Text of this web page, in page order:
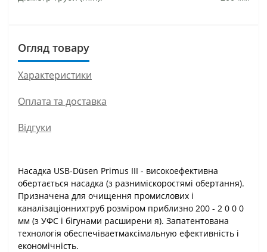
Огляд товару
Характеристики
Оплата та доставка
Відгуки
Насадка USB-Düsen Primus III - високоефективна
обертається насадка (з разниміскоростямі обертання).
Призначена для очищення промислових і
каналізаціоннихтруб розміром приблизно 200 - 2 0 0 0
мм (з УФС і бігунами расширени я). Запатентована
технологія обеспечіваетмаксімальную ефективність і
економічність.